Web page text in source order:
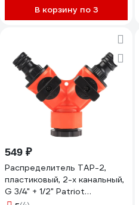
В корзину по 3
549 ₽
Распределитель TAP-2,
пластиковый, 2-х канальный,
G 3/4" + 1/2" Patriot